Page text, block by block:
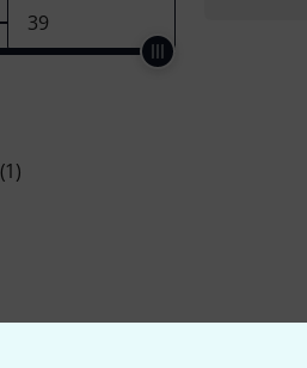
(1)